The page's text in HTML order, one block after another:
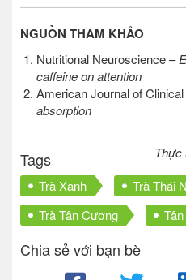
NGUỒN THAM KHẢO
Nutritional Neuroscience –
caffeine on attention
American Journal of
absorption
Thực
Tags
Trà Xanh
Trà Thái
Trà Tân Cương
Chia sẻ với bạn bè